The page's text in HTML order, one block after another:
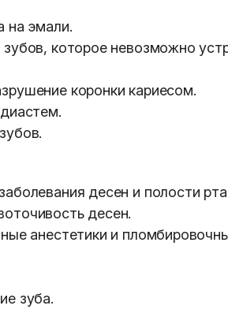
на эмали.
зубов, которое невозможно
коронки кариесом.
десен и полости
десен.
анестетики и
зуба.